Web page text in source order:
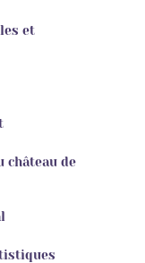
et
château de